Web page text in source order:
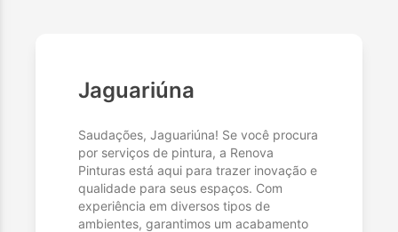
Jaguariúna
Saudações, Jaguariúna! Se você procura
por serviços de pintura, a Renova
Pinturas está aqui para trazer inovação e
qualidade para seus espaços. Com
experiência em diversos tipos de
ambientes, garantimos um acabamento